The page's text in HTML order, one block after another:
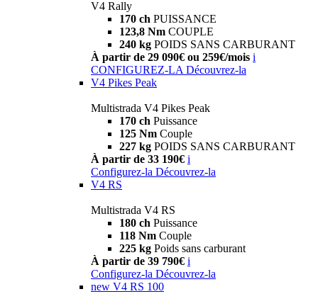
V4 Rally
170 ch PUISSANCE
123,8 Nm COUPLE
240 kg POIDS SANS CARBURANT
À partir de 29 090€ ou 259€/mois i
CONFIGUREZ-LA Découvrez-la
V4 Pikes Peak
Multistrada V4 Pikes Peak
170 ch Puissance
125 Nm Couple
227 kg POIDS SANS CARBURANT
À partir de 33 190€ i
Configurez-la Découvrez-la
V4 RS
Multistrada V4 RS
180 ch Puissance
118 Nm Couple
225 kg Poids sans carburant
À partir de 39 790€ i
Configurez-la Découvrez-la
new V4 RS 100